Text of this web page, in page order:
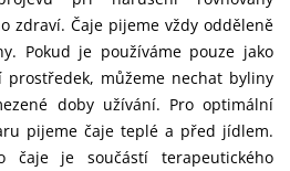
zdraví. Čaje pijeme vždy odděleně
Pokud je používáme pouze jako
můžeme nechat byliny
doby užívání. Pro optimální
pijeme čaje teplé a před jídlem.
čaje je součástí terapeutického